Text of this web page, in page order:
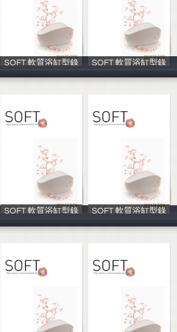
SOFT 軟質浴缸型錄
Channel D
SOFT 軟質浴缸型錄
Channel D
SOFT 軟質浴缸型錄
Channel D
SOFT 軟質浴缸型錄
Channel D